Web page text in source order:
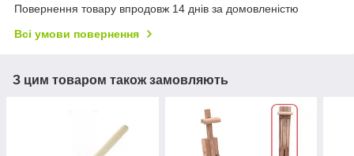
Повернення товару впродовж 14 днів за домовленістю
Всі умови повернення
З цим товаром також замовляють